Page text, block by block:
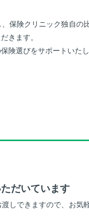
保険クリニック独自の
きます。
険選びをサポートいたし
だいています
しできますので、お気